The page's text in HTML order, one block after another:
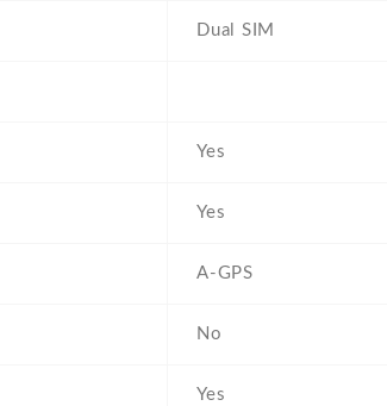
Dual SIM
Yes
Yes
A-GPS
No
Yes